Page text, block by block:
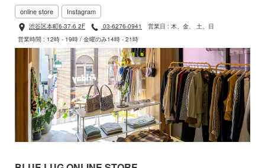
online store Instagram
渋谷区本町6-37-6 2F 03-6276-0941
営業日 : 木、金、 土、日
営業時間 : 12時 - 19時 / 金曜のみ14時 - 21時